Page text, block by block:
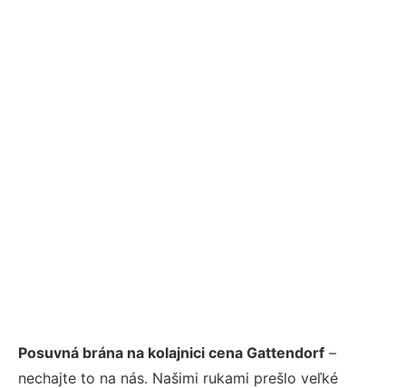
Posuvná brána na kolajnici cena Gattendorf –
nechajte to na nás. Našimi rukami prešlo veľké